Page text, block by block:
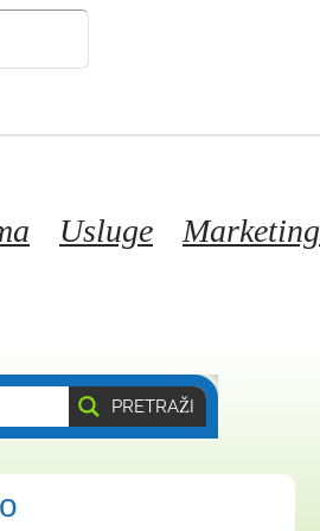
Usluge Marketing
PRETRAŽI